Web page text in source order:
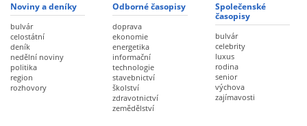
Noviny a deníky
bulvár
celostátní
deník
nedělní noviny
politika
region
rozhovory
Odborné časopisy
doprava
ekonomie
energetika
informační
technologie
stavebnictví
školství
zdravotnictví
zemědělství
Společenské
časopisy
bulvár
celebrity
luxus
rodina
senior
výchova
zajímavosti